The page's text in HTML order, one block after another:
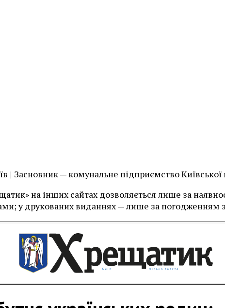
| Засновник — комунальне підприємство Київської
на інших сайтах дозволяється лише за
у друкованих виданнях — лише за погодженням